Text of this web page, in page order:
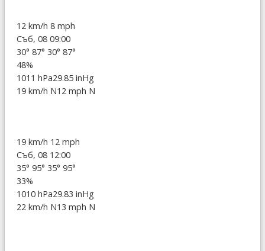
12 km/h 8 mph
Съб, 08 09:00
30° 87° 30° 87°
48%
1011 hPa29.85 inHg
19 km/h N12 mph N
19 km/h 12 mph
Съб, 08 12:00
35° 95° 35° 95°
33%
1010 hPa29.83 inHg
22 km/h N13 mph N